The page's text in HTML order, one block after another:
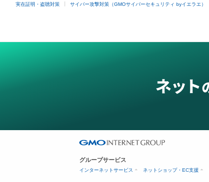
実在証明・盗聴対策 サイバー攻撃対策（GMOサイバーセキュリティ byイエラエ）
グループサービス
インターネットサービス ネットショップ・EC支援